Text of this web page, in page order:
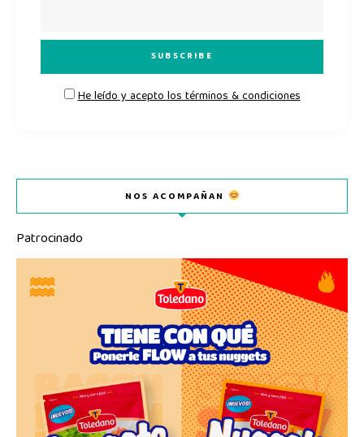
He leído y acepto los términos & condiciones
NOS ACOMPAÑAN
Patrocinado